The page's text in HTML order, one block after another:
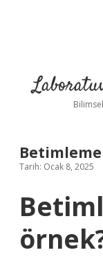
Tarih: Ocak 8, 2025